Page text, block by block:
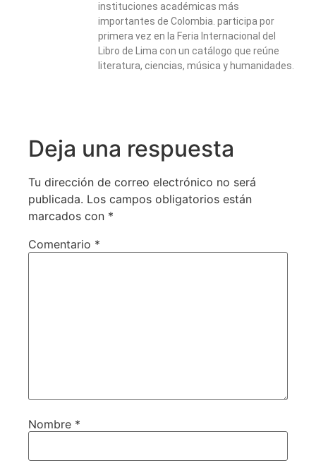
instituciones académicas más
importantes de Colombia. participa por
primera vez en la Feria Internacional del
Libro de Lima con un catálogo que reúne
literatura, ciencias, música y humanidades.
Deja una respuesta
Tu dirección de correo electrónico no será
publicada. Los campos obligatorios están
marcados con *
Comentario *
Nombre *